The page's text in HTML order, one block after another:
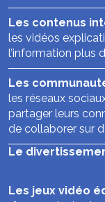
Les contenus
les vidéos
l’information plus
Les
les réseaux
partager leurs
de collaborer sur
Le
Les jeux vidéo